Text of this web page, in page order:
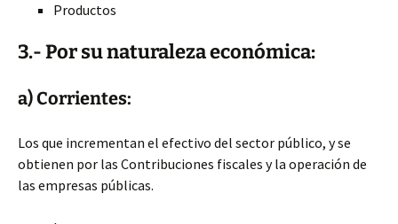
Productos
3.- Por su naturaleza económica:
a) Corrientes:
Los que incrementan el efectivo del sector público, y se
obtienen por las Contribuciones fiscales y la operación de
las empresas públicas.